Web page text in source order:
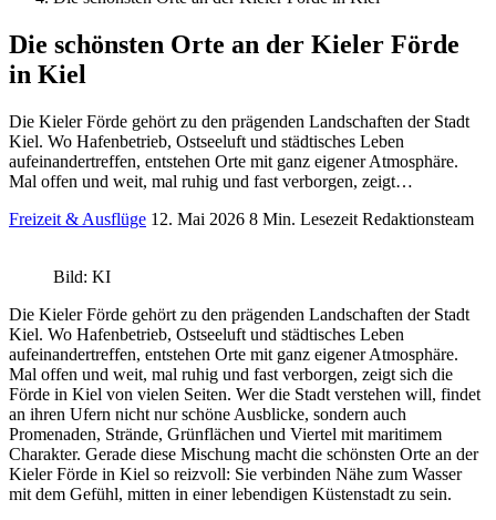
Die schönsten Orte an der Kieler Förde
in Kiel
Die Kieler Förde gehört zu den prägenden Landschaften der Stadt
Kiel. Wo Hafenbetrieb, Ostseeluft und städtisches Leben
aufeinandertreffen, entstehen Orte mit ganz eigener Atmosphäre.
Mal offen und weit, mal ruhig und fast verborgen, zeigt…
Freizeit & Ausflüge 12. Mai 2026 8 Min. Lesezeit Redaktionsteam
Bild: KI
Die Kieler Förde gehört zu den prägenden Landschaften der Stadt
Kiel. Wo Hafenbetrieb, Ostseeluft und städtisches Leben
aufeinandertreffen, entstehen Orte mit ganz eigener Atmosphäre.
Mal offen und weit, mal ruhig und fast verborgen, zeigt sich die
Förde in Kiel von vielen Seiten. Wer die Stadt verstehen will, findet
an ihren Ufern nicht nur schöne Ausblicke, sondern auch
Promenaden, Strände, Grünflächen und Viertel mit maritimem
Charakter. Gerade diese Mischung macht die schönsten Orte an der
Kieler Förde in Kiel so reizvoll: Sie verbinden Nähe zum Wasser
mit dem Gefühl, mitten in einer lebendigen Küstenstadt zu sein.